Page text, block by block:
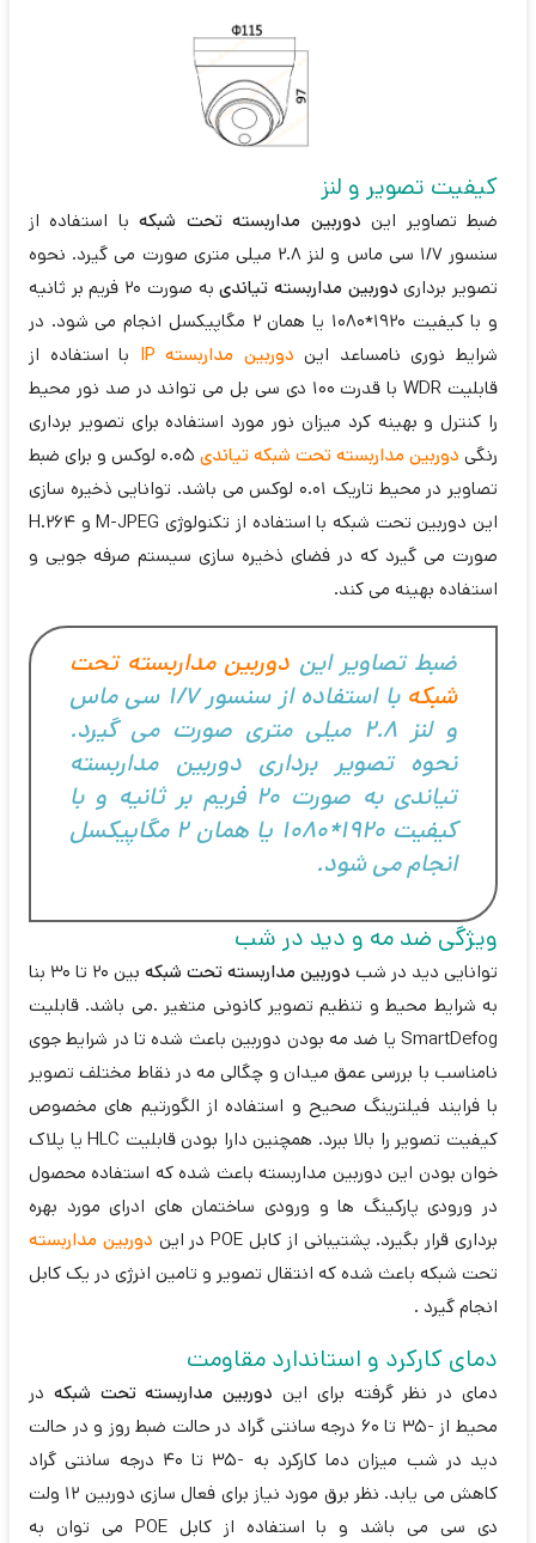
کیفیت تصویر و لنز
ضبط تصاویر این دوربین مداربسته تحت شبکهبا استفاده از
سنسور 1/7 سی ماس و لنز 2.8 میلی متری صورت می گیرد. نحوه
تصویر برداری دوربین مداربسته تیاندی
به صورت 20 فریم بر ثانیه
و با کیفیت 1920*1080 یا همان 2 مگاپیکسل انجام می شود. در
شرایط نوری نامساعد این دوربین مداربسته IP
با استفاده از
قابلیت WDR با قدرت 100 دی سی بل می تواند در صد نور محیط
را کنترل و بهینه کرد میزان نور مورد استفاده برای تصویر برداری
رنگی دوربین مداربسته تحت شبکه تیاندی
0.05 لوکس و برای ضبط
تصاویر در محیط تاریک 0.01 لوکس می باشد. توانایی ذخیره سازی
این دوربین تحت شبکه با استفاده از تکنولوژی M-JPEG و H.264
صورت می گیرد که در فضای ذخیره سازی سیستم صرفه جویی و
استفاده بهینه می کند.
ضبط تصاویر این دوربین مداربسته تحت
شبکه
با استفاده از سنسور 1/7 سی ماس
و لنز 2.8 میلی متری صورت می گیرد.
نحوه تصویر برداری دوربین مداربسته
تیاندی به صورت 20 فریم بر ثانیه و با
کیفیت 1920*1080 یا همان 2 مگاپیکسل
انجام می شود.
ویژگی ضد مه و دید در شب
توانایی دید در شب دوربین مداربسته تحت شبکه
بین 20 تا 30 بنا
به شرایط محیط و تنظیم تصویر کانونی متغیر .می باشد. قابلیت
SmartDefog یا ضد مه بودن دوربین باعث شده تا در شرایط جوی
نامناسب با بررسی عمق میدان و چگالی مه در نقاط مختلف تصویر
با فرایند فیلترینگ صحیح و استفاده از الگورتیم های مخصوص
کیفیت تصویر را بالا ببرد. همچنین دارا بودن قابلیت HLC یا پلاک
خوان بودن این دوربین مداربسته باعث شده که استفاده محصول
در ورودی پارکینگ ها و ورودی ساختمان های ادرای مورد بهره
برداری قرار بگیرد. پشتیبانی از کابل POE در این
دوربین مداربسته
تحت شبکه باعث شده که انتقال تصویر و تامین انرژی در یک کابل
انجام گیرد .
دمای کارکرد و استاندارد مقاومت
دمای در نظر گرفته برای این دوربین مداربسته تحت شبکه در
محیط از -35 تا 60 درجه سانتی گراد در حالت ضبط روز و در حالت
دید در شب میزان دما کارکرد به -35 تا 40 درجه سانتی گراد
کاهش می یابد. نظر برق مورد نیاز برای فعال سازی دوربین 12 ولت
دی سی می باشد و با استفاده از کابل POE می توان به